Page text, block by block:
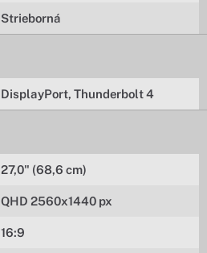
Strieborná
DisplayPort, Thunderbolt 4
27,0" (68,6 cm)
QHD 2560x1440 px
16:9